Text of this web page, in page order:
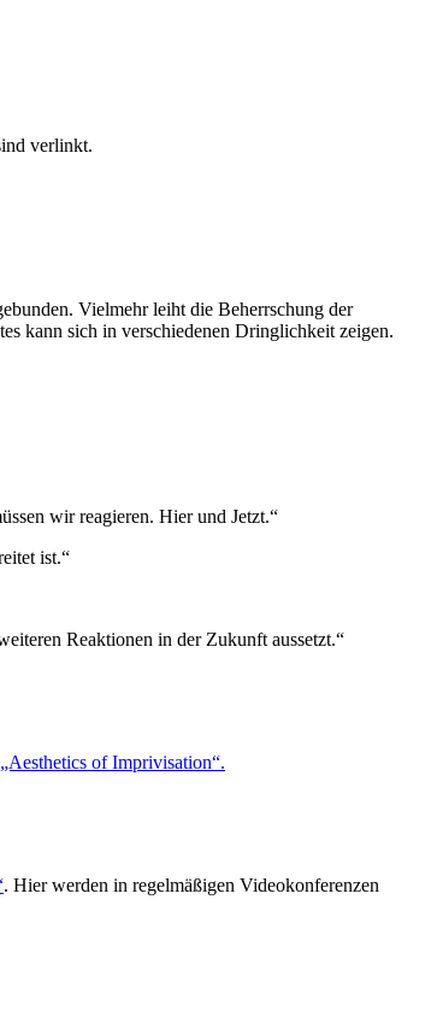
verlinkt.
Vielmehr leiht die Beherrschung der
kann sich in verschiedenen Dringlichkeit zeigen.
wir reagieren. Hier und Jetzt.“
ist.“
Reaktionen in der Zukunft aussetzt.“
„Aesthetics of Imprivisation“.
. Hier werden in regelmäßigen Videokonferenzen